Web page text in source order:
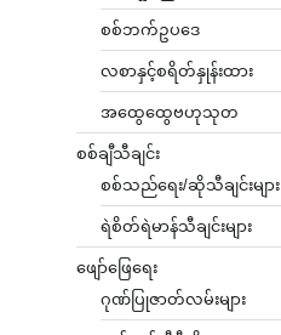
စစ်ဘက်ဥပဒေ
လစာနှင့်စရိတ်နှုန်းထား
အထွေထွေဗဟုသုတ
စစ်ချီသီချင်း
စစ်သည်ရေး/ဆိုသီချင်းများ
ရဲစိတ်ရဲမာန်သီချင်းများ
ဖျော်ဖြေရေး
ဂုဏ်ပြုဇာတ်လမ်းများ